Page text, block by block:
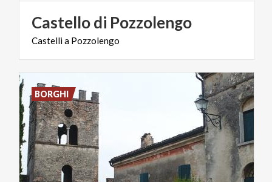
Castellodi Pozzolengo
Castellia Pozzolengo
BORGHI